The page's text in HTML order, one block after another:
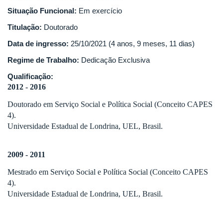
Situação Funcional: Em exercício
Titulação: Doutorado
Data de ingresso: 25/10/2021 (4 anos, 9 meses, 11 dias)
Regime de Trabalho: Dedicação Exclusiva
Qualificação:
2012 - 2016
Doutorado em Serviço Social e Política Social (Conceito CAPES
4).
Universidade Estadual de Londrina, UEL, Brasil.
2009 - 2011
Mestrado em Serviço Social e Política Social (Conceito CAPES
4).
Universidade Estadual de Londrina, UEL, Brasil.